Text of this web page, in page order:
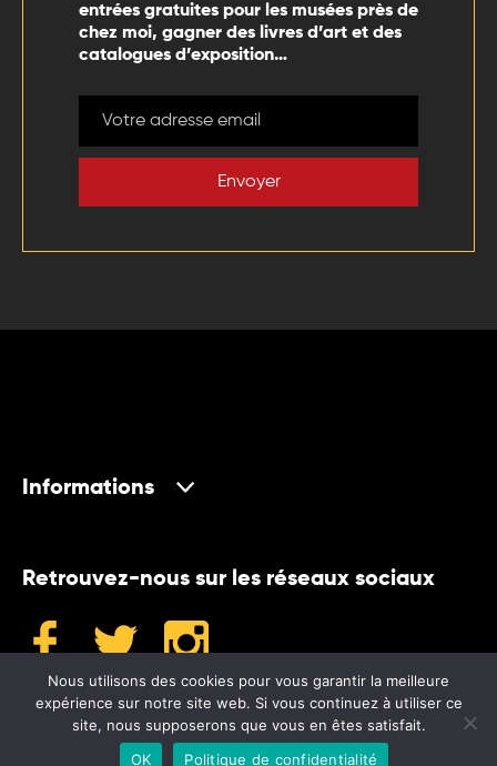
entrées gratuites pour les musées près de
chez moi, gagner des livres d’art et des
catalogues d’exposition…
Envoyer
Informations
Retrouvez-nous sur les réseaux sociaux
Nous utilisons des cookies pour vous garantir la meilleure
expérience sur notre site web. Si vous continuez à utiliser ce
site, nous supposerons que vous en êtes satisfait.
OK
Politique de confidentialité